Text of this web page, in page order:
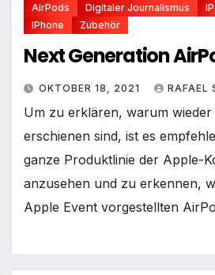
AirPods Digitaler Journalismus
IPhone
Zubehör
Next Generation
OKTOBER 18, 2021 RAFAEL
Um zu erklären, warum
erschienen sind, ist es
ganze Produktlinie der Apple-
anzusehen und zu erkennen,
Apple Event vorgestellten